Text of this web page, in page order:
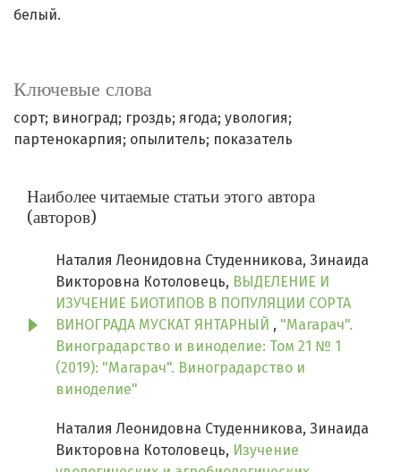
Ключевые слова
сорт; виноград; гроздь; ягода; увология;
партенокарпия; опылитель; показатель
белый.
Наиболее читаемые статьи этого автора
(авторов)
Наталия Леонидовна Студенникова, Зинаида
Викторовна Котоловець, ВЫДЕЛЕНИЕ И
ИЗУЧЕНИЕ БИОТИПОВ В ПОПУЛЯЦИИ СОРТА
ВИНОГРАДА МУСКАТ ЯНТАРНЫЙ , "Магарач".
Виноградарство и виноделие: Том 21 № 1
(2019): "Магарач". Виноградарство и
виноделие"
Наталия Леонидовна Студенникова, Зинаида
Викторовна Котоловець, Изучение